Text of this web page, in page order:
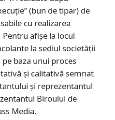
(bun de tipar) de
cu realizarea
afişe la locul
la sediul societăţii
baza unui proces
şi calitativă semnat
şi reprezentantul
Biroului de
Media.